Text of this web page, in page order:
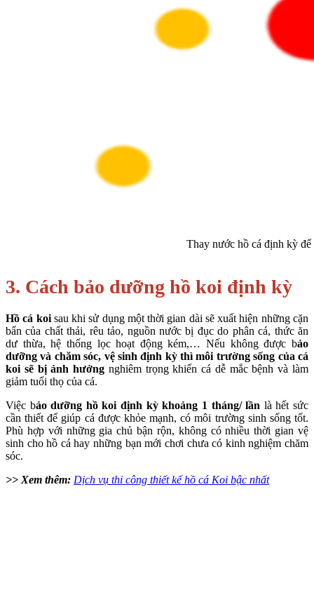
Thay nước hồ cá định kỳ
3. Cách bảo dưỡng hồ koi định kỳ
Hồ cá koi sau khi sử dụng một thời gian dài sẽ xuất hiện những cặn
bẩn của chất thải, rêu tảo, nguồn nước bị đục do phân cá, thức ăn
dư thừa, hệ thống lọc hoạt động kém,… Nếu không được bảo
dưỡng và chăm sóc, vệ sinh định kỳ thì môi trường sống của cá
koi sẽ bị ảnh hưởng nghiêm trọng khiến cá dễ mắc bệnh và làm
giảm tuổi thọ của cá.
Việc bảo dưỡng hồ koi định kỳ khoảng 1 tháng/ lần là hết sức
cần thiết để giúp cá được khỏe mạnh, có môi trường sinh sống tốt.
Phù hợp với những gia chủ bận rộn, không có nhiều thời gian vệ
sinh cho hồ cá hay những bạn mới chơi chưa có kinh nghiệm chăm
sóc.
>> Xem thêm: Dịch vụ thi công thiết kế hồ cá Koi bậc nhất